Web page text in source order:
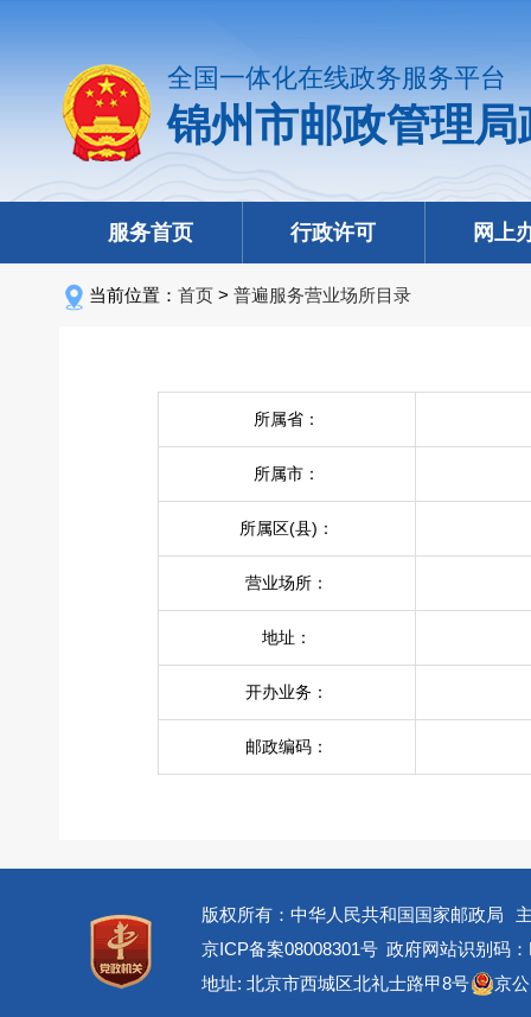
全国一体化在线政务服务平台
锦州市邮政管理
服务首页 行政许可 网上
当前位置： 首页 > 普遍服务营业场所目录
所属省：
所属市：
所属区(县)：
营业场所：
地址：
开办业务：
邮政编码：
版权所有：中华人民共和国国家邮政局
京ICP备案08008301号 政府网站识别码
地址: 北京市西城区北礼士路甲8号
京